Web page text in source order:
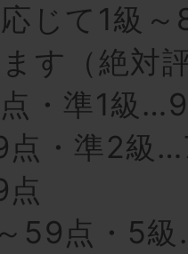
じて1級
す（絶対
点・準1級
・準2級
59点・5